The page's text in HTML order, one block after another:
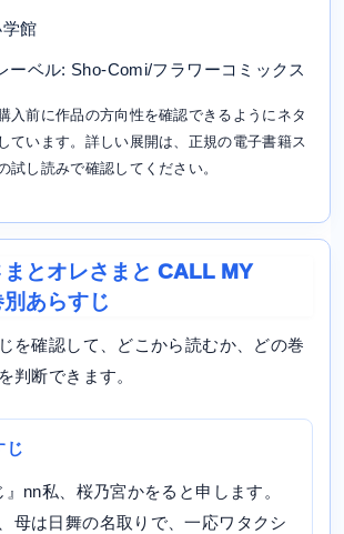
館
ーベル: Sho-Comi/フラワーコミックス
入前に作品の方向性を確認できるようにネタ
ています。詳しい展開は、正規の電子書籍ス
試し読みで確認してください。
とオレさまと CALL MY
あらすじ
を確認して、どこから読むか、どの巻
判断できます。
じ
』nn私、桜乃宮かをると申します。
母は日舞の名取りで、一応ワタクシ